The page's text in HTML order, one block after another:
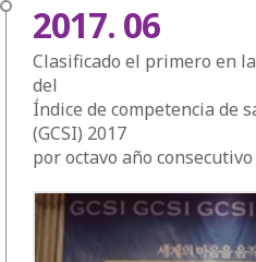
2017. 06
Clasificado el primero en
del
Índice de competencia de
(GCSI) 2017
por octavo año consecutivo